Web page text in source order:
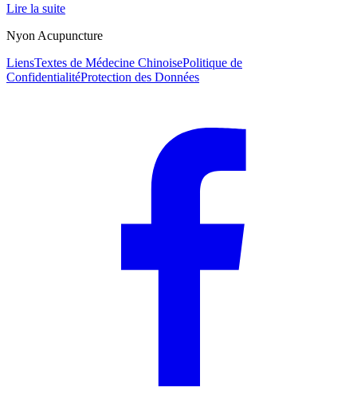
Lire la suite
Nyon Acupuncture
LiensTextes de Médecine ChinoisePolitique de
ConfidentialitéProtection des Données